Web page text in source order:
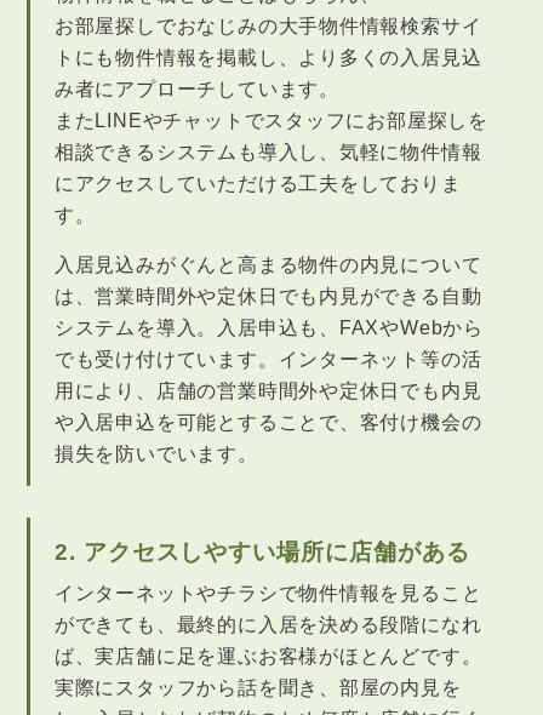
お部屋探しでおなじみの大手物件情報検索サイ
トにも物件情報を掲載し、より多くの入居見込
み者にアプローチしています。
またLINEやチャットでスタッフにお部屋探しを
相談できるシステムも導入し、気軽に物件情報
にアクセスしていただける工夫をしておりま
す。
入居見込みがぐんと高まる物件の内見について
は、営業時間外や定休日でも内見ができる自動
システムを導入。入居申込も、FAXやWebから
でも受け付けています。インターネット等の活
用により、店舗の営業時間外や定休日でも内見
や入居申込を可能とすることで、客付け機会の
損失を防いでいます。
2. アクセスしやすい場所に店舗がある
インターネットやチラシで物件情報を見ること
ができても、最終的に入居を決める段階になれ
ば、実店舗に足を運ぶお客様がほとんどです。
実際にスタッフから話を聞き、部屋の内見を